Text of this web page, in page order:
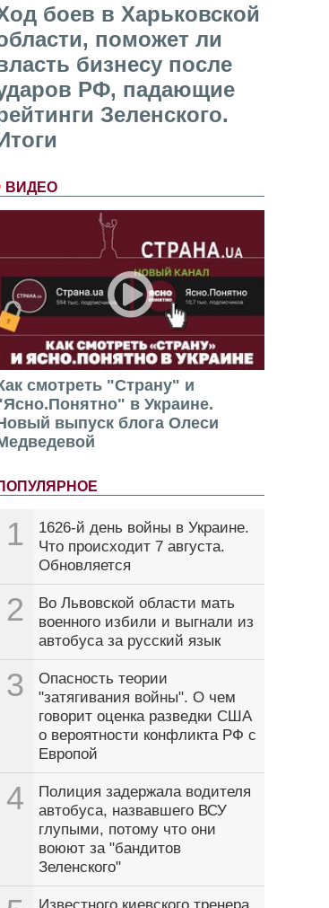
боев в Харьковской
поможет ли
бизнесу после
РФ, падающие
Зеленского.
ВИДЕО
смотреть "Страну" и
в Украине.
выпуск блога Олеси
1
1626-й день войны в Украине.
Что происходит 7 августа.
Обновляется
2
Во Львовской области мать
военного избили и выгнали из
автобуса за русский язык
3
Опасность теории
"затягивания войны". О чем
говорит оценка разведки США
о вероятности конфликта РФ с
Европой
4
Полиция задержала водителя
автобуса, назвавшего ВСУ
глупыми, потому что они
воюют за "бандитов
Зеленского"